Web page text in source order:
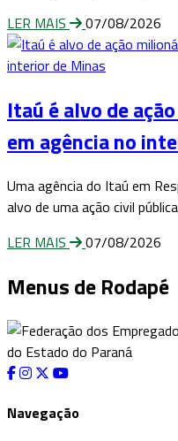
LER MAIS
07/08/2026
Itaú é alvo de
em agência no
Uma agência do Itaú em
alvo de uma ação civil
LER MAIS
07/08/2026
Menus de Rodapé
Navegação